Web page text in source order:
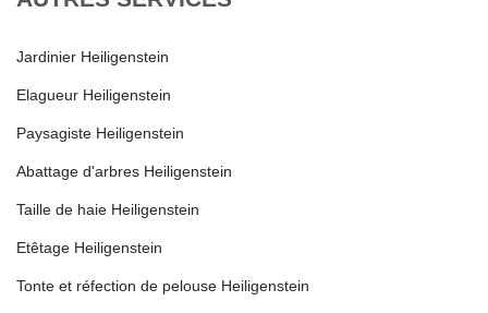
Jardinier Heiligenstein
Elagueur Heiligenstein
Paysagiste Heiligenstein
Abattage d'arbres Heiligenstein
Taille de haie Heiligenstein
Etêtage Heiligenstein
Tonte et réfection de pelouse Heiligenstein